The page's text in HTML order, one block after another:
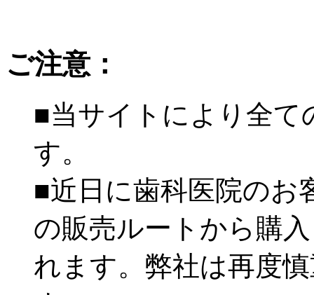
ご注意：
■当サイトにより全て
す。
■近日に歯科医院のお
の販売ルートから購
れます。弊社は再度